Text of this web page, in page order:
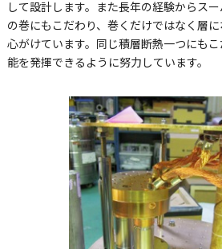
して設計します。また長年の経験からス
の巻にもこだわり、巻くだけではなく層
心がけています。同じ積層断熱一つにも
能を発揮できるように努力しています。